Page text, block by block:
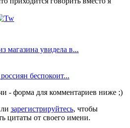
магазина увидела в...
беспокоит...
- форма для комментариев ниже ;)
зарегистрируйтесь, чтобы
цитаты от своего имени.